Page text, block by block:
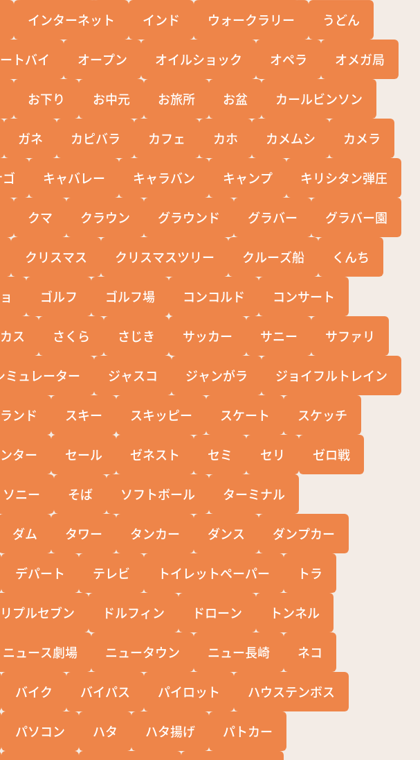
インターネット インド ウォークラリー うどん
トバイ オープン オイルショック オペラ オメガ局
お下り お中元 お旅所 お盆 カールビンソン
ガネ カピバラ カフェ カホ カメムシ カメラ
キャバレー キャラバン キャンプ キリシタン弾圧
クマ クラウン グラウンド グラバー グラバー園
クリスマス クリスマスツリー クルーズ船 くんち
ゴルフ ゴルフ場 コンコルド コンサート
ス さくら さじき サッカー サニー サファリ
ミュレーター ジャスコ ジャンがラ ジョイフルトレイン
ンド スキー スキッピー スケート スケッチ
ター セール ゼネスト セミ セリ ゼロ戦
ソニー そば ソフトボール ターミナル
ダム タワー タンカー ダンス ダンプカー
デパート テレビ トイレットペーパー トラ
プルセブン ドルフィン ドローン トンネル
ニュース劇場 ニュータウン ニュー長崎 ネコ
バイク バイパス パイロット ハウステンボス
パソコン ハタ ハタ揚げ パトカー